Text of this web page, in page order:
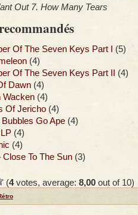
Out 7. How Many Tears
Of The Seven Keys Part I (5)
(4)
Of The Seven Keys Part II (4)
Dawn (4)
Wacken (4)
Of Jericho (4)
Go Ape (4)
(4)
(4)
To The Sun (3)
(4votes, average: 8,00 out of 10)